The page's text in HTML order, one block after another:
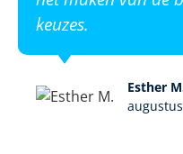
keuzes.
Esther